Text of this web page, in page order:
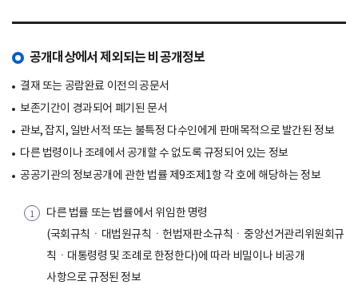
공개대상에서 제외되는 비공개정보
결재 또는 공람완료 이전의 공문서
보존기간이 경과되어 폐기된 문서
관보, 잡지, 일반서적 또는 불특정 다수인에게 판매목적으로 발간된 정보
다른 법령이나 조례에서 공개할 수 없도록 규정되어 있는 정보
공공기관의 정보공개에 관한 법률 제9조제1항 각 호에 해당하는 정보
다른 법률 또는 법률에서 위임한 명령
(국회규칙ㆍ대법원규칙ㆍ헌법재판소규칙ㆍ중앙선거관리위원회규
칙ㆍ대통령령 및 조례로 한정한다)에 따라 비밀이나 비공개
사항으로 규정된 정보